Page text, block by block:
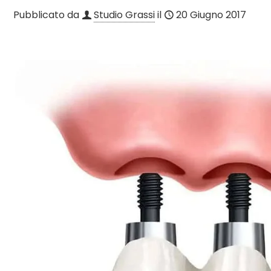
Pubblicato da Studio Grassiil 20 Giugno 2017